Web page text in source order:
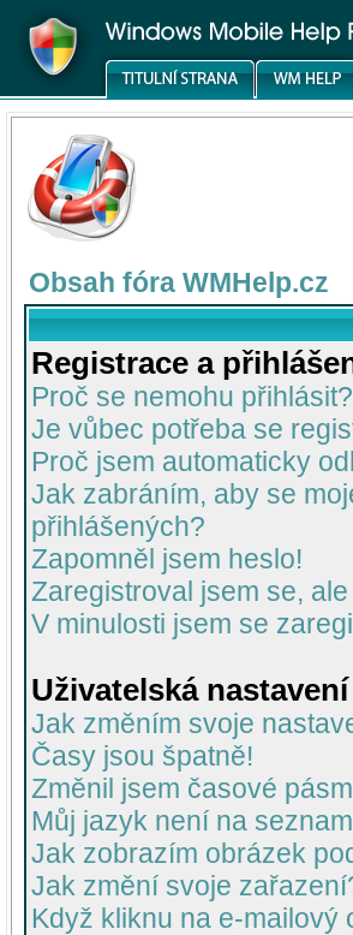
Obsah fóra WMHelp.cz
Registrace a
Proč se nemohu přihlásit?
Je vůbec potřeba se
Proč jsem automaticky
Jak zabráním, aby se
přihlášených?
Zapomněl jsem heslo!
Zaregistroval jsem se,
V minulosti jsem se
Uživatelská nastavení
Jak změním svoje
Časy jsou špatně!
Změnil jsem časové
Můj jazyk není na
Jak zobrazím obrázek
Jak změní svoje
Když kliknu na e-